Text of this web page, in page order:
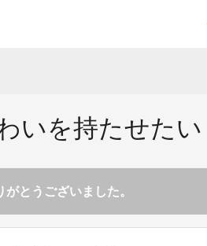
いを持たせたい
とうございました。